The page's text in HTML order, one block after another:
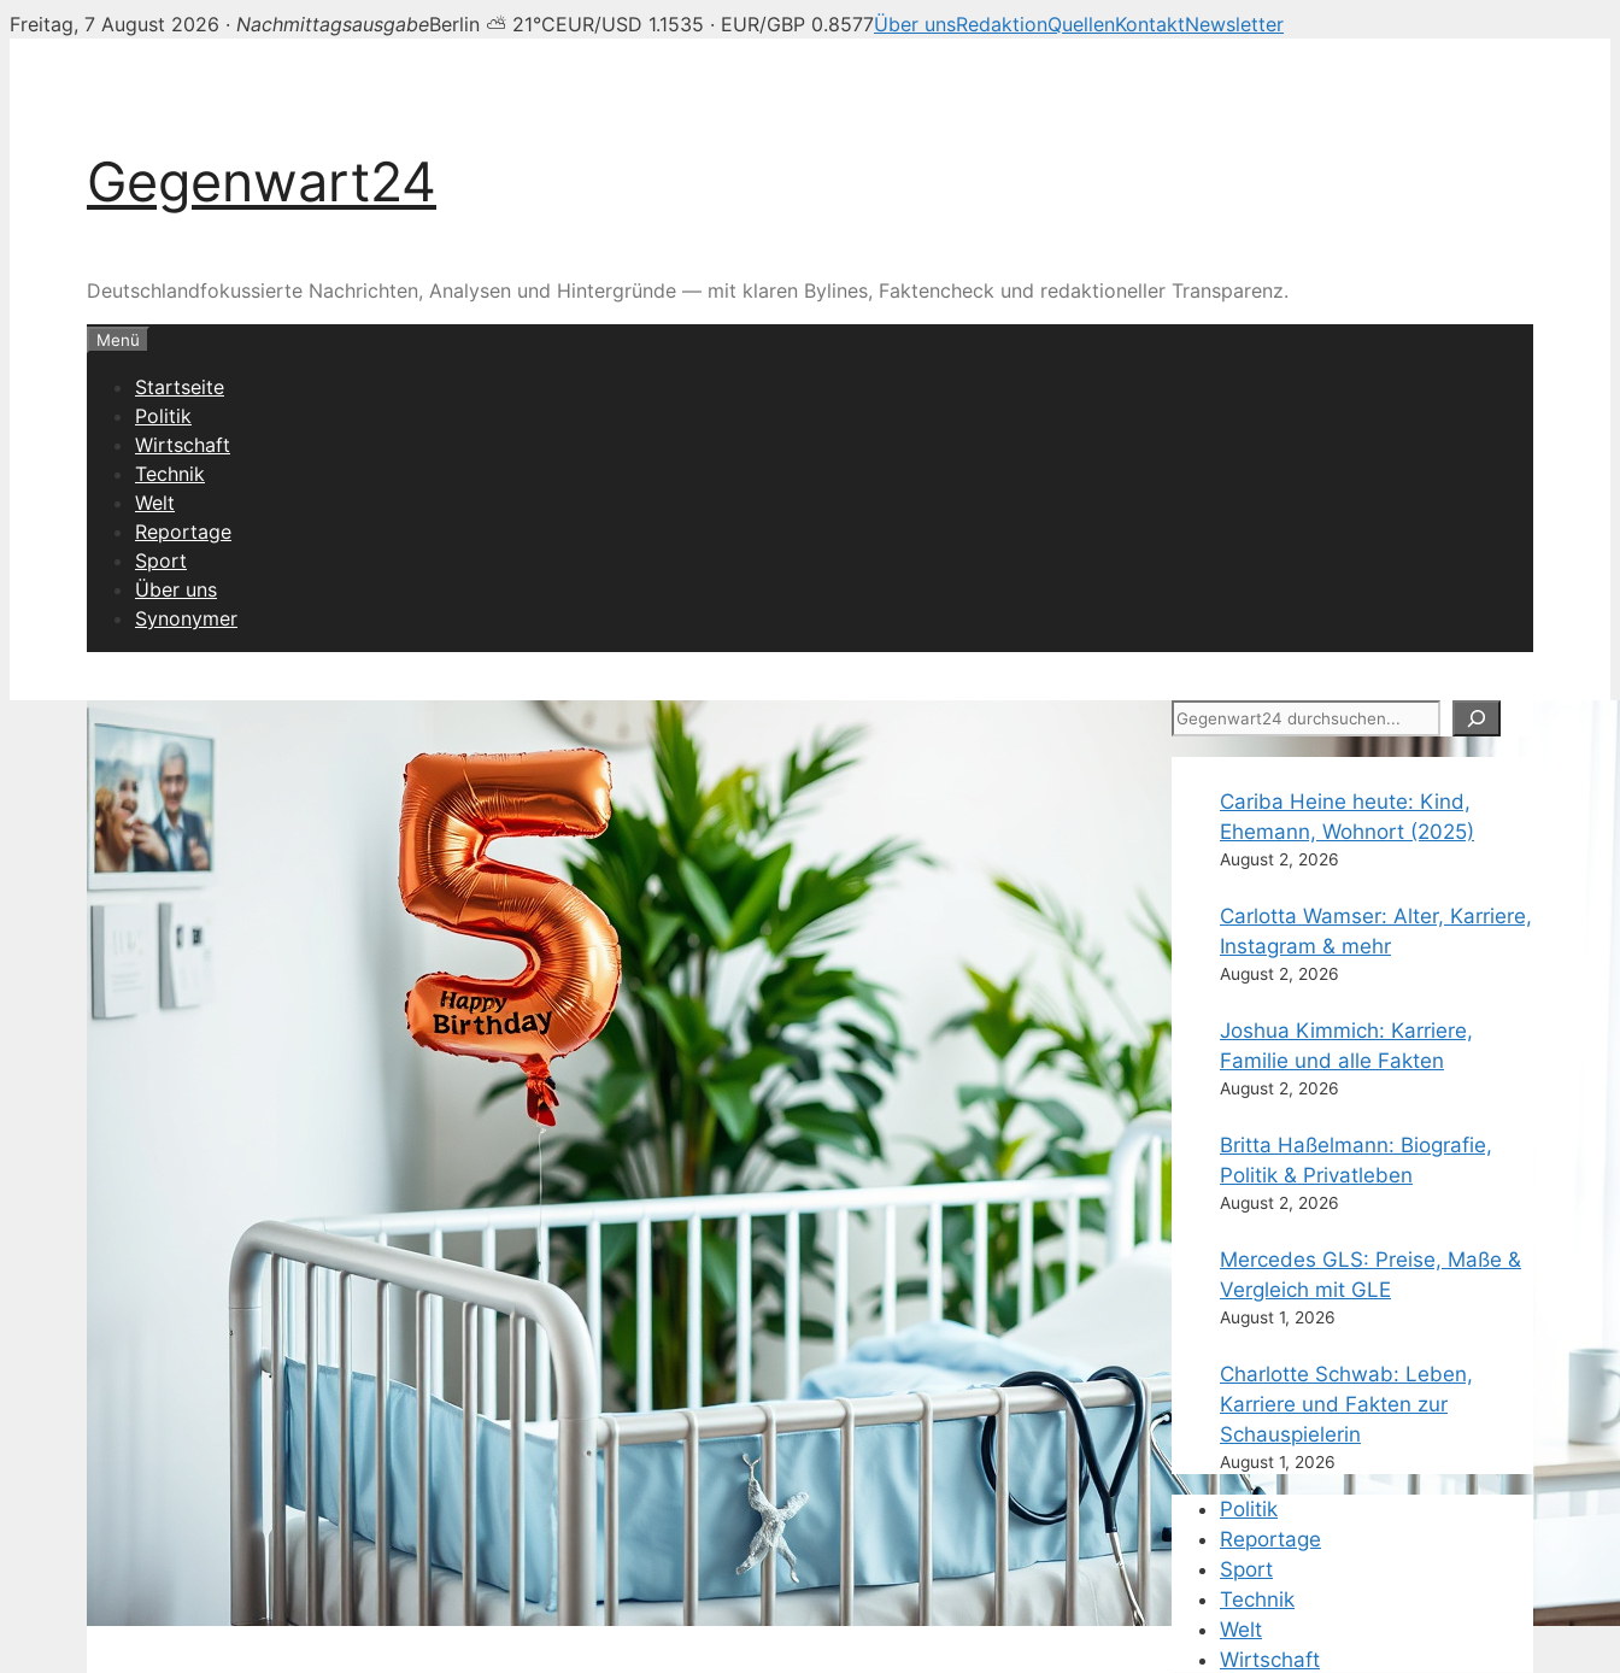
Freitag, 7 August 2026 · NachmittagsausgabeBerlin ⛅ 21°CEUR/USD 1.1535 · EUR/GBP 0.8577Über unsRedaktionQuellenKontaktNewsletter
Gegenwart24
Deutschlandfokussierte Nachrichten, Analysen und Hintergründe — mit klaren Bylines, Faktencheck und redaktioneller Transparenz.
Menü
Startseite
Politik
Wirtschaft
Technik
Welt
Reportage
Sport
Über uns
Synonymer
Suchen
Cariba Heine heute: Kind,
Ehemann, Wohnort (2025)
August 2, 2026
Carlotta Wamser: Alter, Karriere,
Instagram & mehr
August 2, 2026
Joshua Kimmich: Karriere,
Familie und alle Fakten
August 2, 2026
Britta Haßelmann: Biografie,
Politik & Privatleben
August 2, 2026
Mercedes GLS: Preise, Maße &
Vergleich mit GLE
August 1, 2026
Charlotte Schwab: Leben,
Karriere und Fakten zur
Schauspielerin
August 1, 2026
Politik
Reportage
Sport
Technik
Welt
Wirtschaft